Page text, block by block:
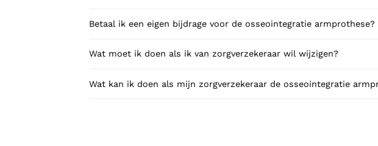
Betaal ik een eigen bijdrage voor de osseointegratie armprothese?
Wat moet ik doen als ik van zorgverzekeraar wil wijzigen?
Wat kan ik doen als mijn zorgverzekeraar de osseointegratie